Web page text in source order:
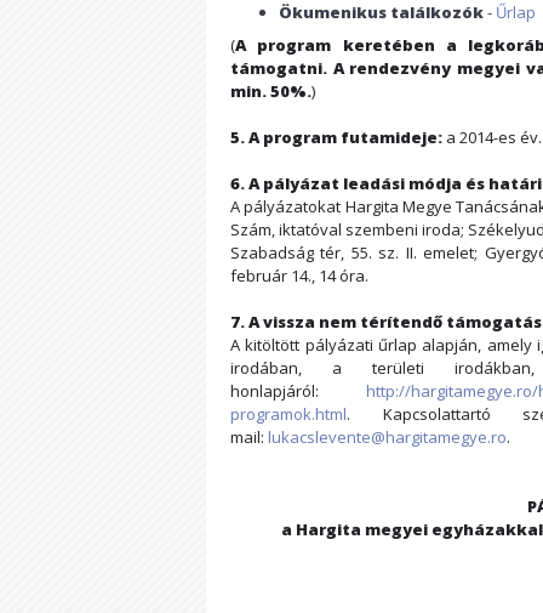
Ökumenikus találkozók- Űrlap
(A program keretében a
támogatni. A rendezvény megyei
min. 50%.)
5. A program futamideje: a 2014-es év.
6. A pályázat leadási módja és
A pályázatokat Hargita Megye
Szám, iktatóval szembeni iroda;
Szabadság tér, 55. sz. II. emelet;
február 14., 14 óra.
7. A vissza nem térítendő
A kitöltött pályázati űrlap alapján, amely
irodában, a területi
honlapjáról: http://
programok.html. Kapcsolattartó
mail: lukacslevente@hargitamegye.ro.
a Hargita megyei